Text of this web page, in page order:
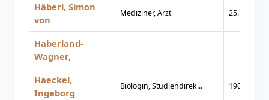
Häberl, Simon
von
Mediziner, Arzt 25.10.1772
Haberland-
Wagner,
Haeckel,
Ingeborg
Biologin, Studiendirek... 1903